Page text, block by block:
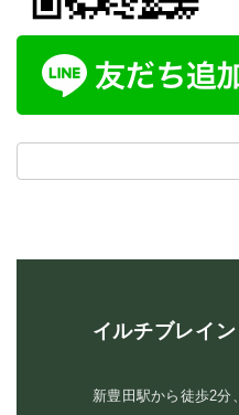
イルチブレイ
新豊田駅から徒歩2分